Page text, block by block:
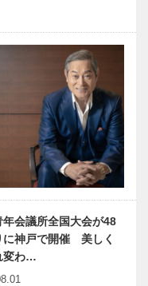
vol.17 ｜長田
年会議所全国大会が48
に神戸で開催 美しく
変わ…